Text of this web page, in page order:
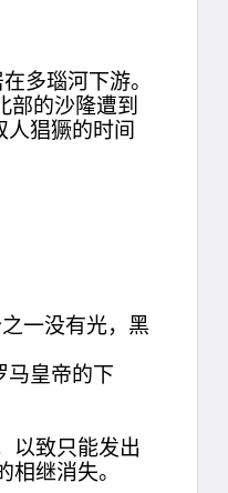
多瑙河下游。
部的沙隆遭到
猖獗的时间
一没有光，黑
皇帝的下
以致只能发出
继消失。